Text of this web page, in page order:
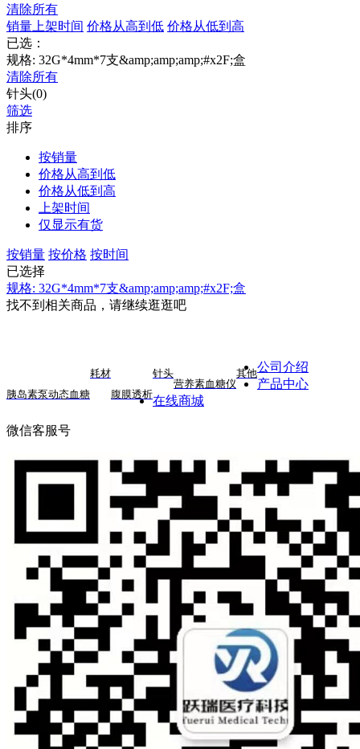
清除所有
销量 上架时间 价格从高到低 价格从低到高
已选：
规格: 32G*4mm*7支&amp;amp;amp;#x2F;盒
清除所有
针头(0)
筛选
排序
按销量
价格从高到低
价格从低到高
上架时间
仅显示有货
按销量 按价格 按时间
已选择
规格: 32G*4mm*7支&amp;amp;amp;#x2F;盒
找不到相关商品，请继续逛逛吧
胰岛素泵动态血糖
耗材
腹膜透析
针头
营养素血糖仪
其他公司介绍
产品中心
在线商城
微信客服号